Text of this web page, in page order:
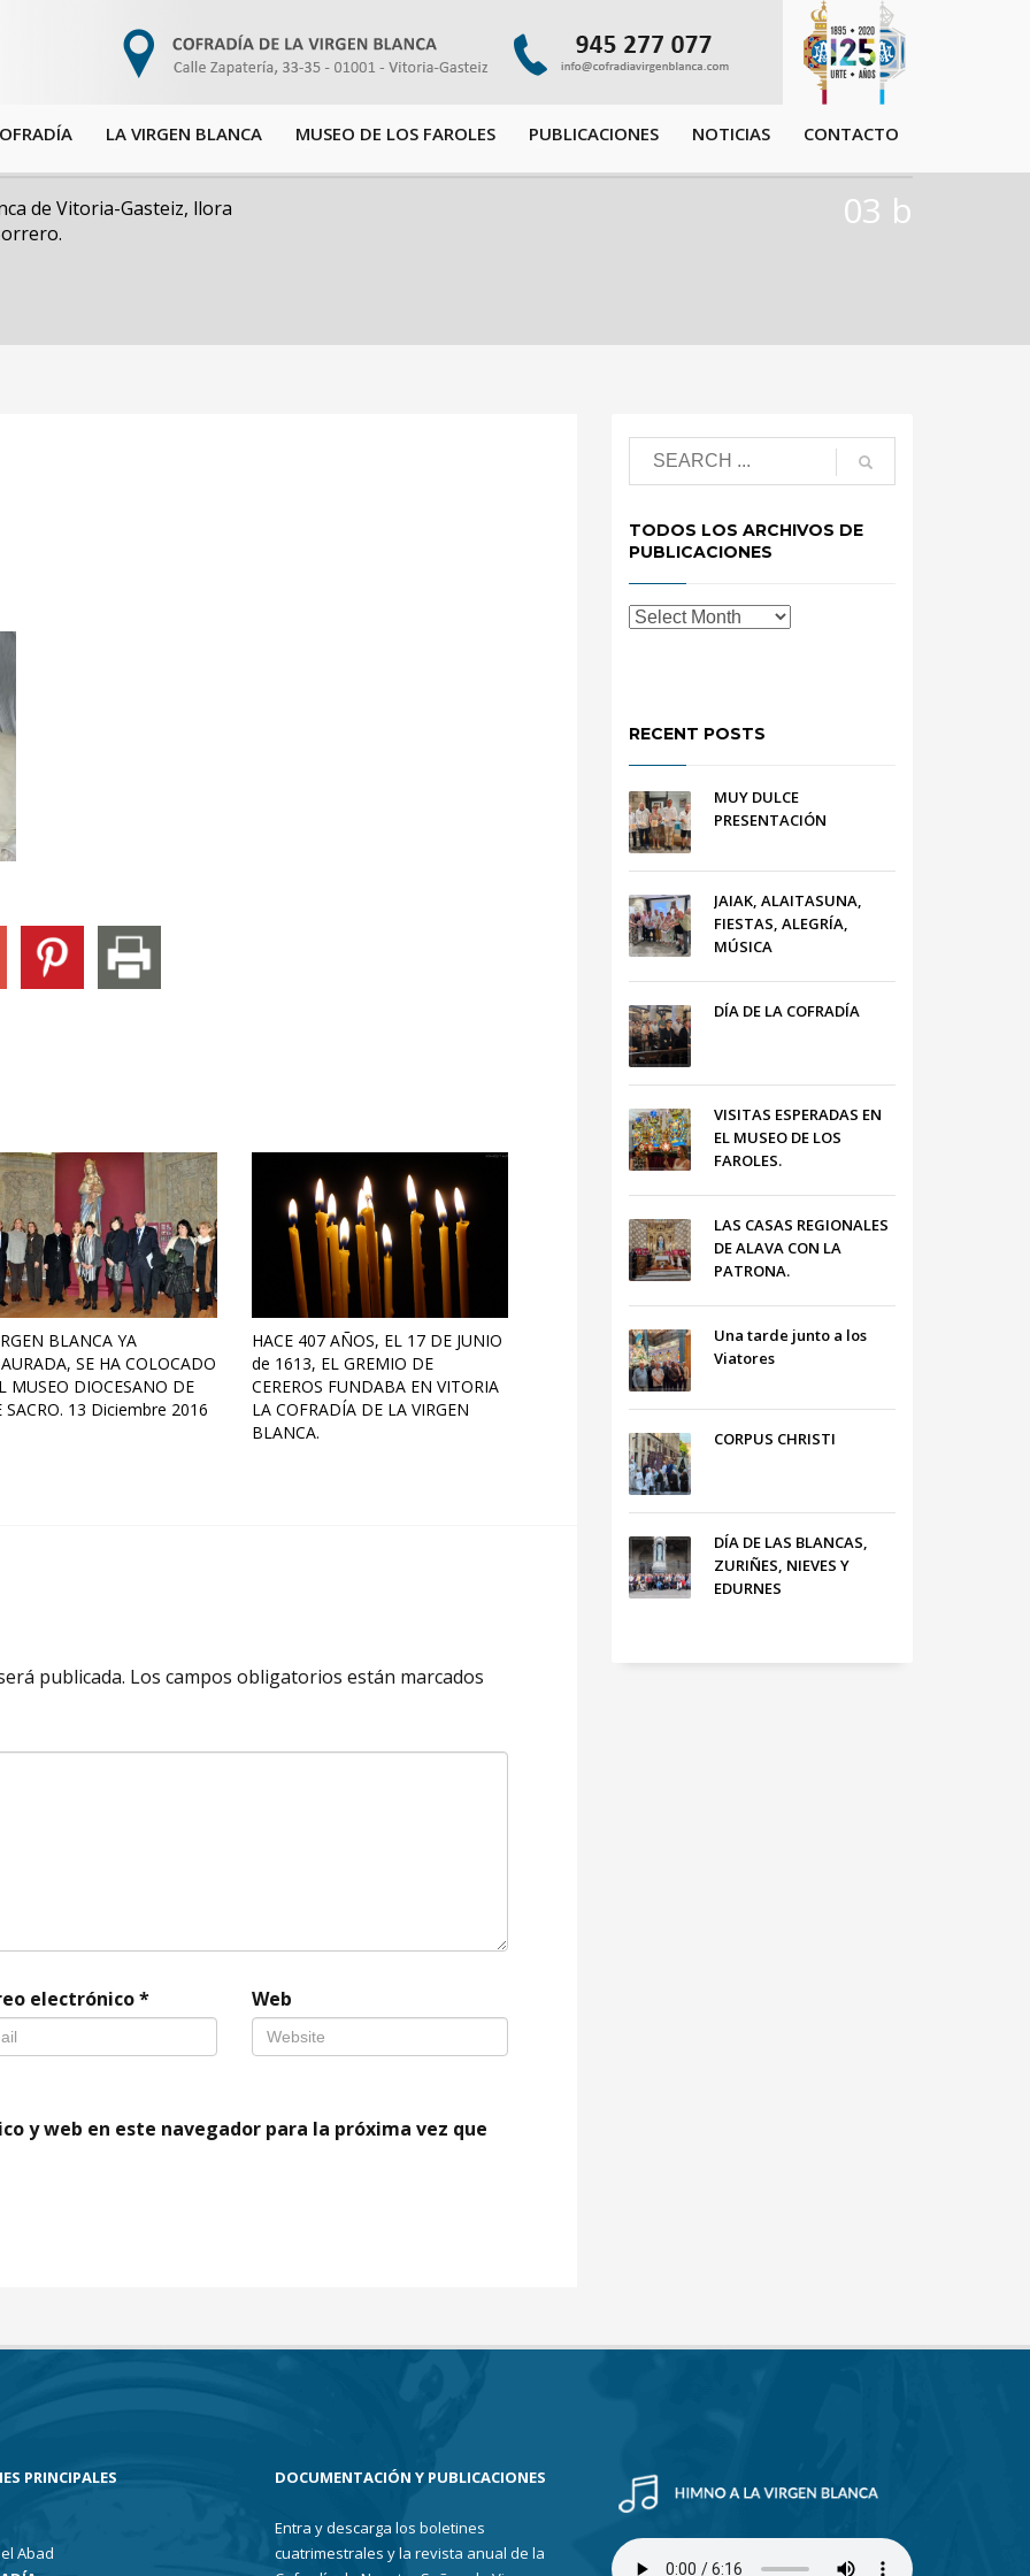
LA VIRGEN BLANCA MUSEO DE LOS FAROLES PUBLICACIONES NOTICIAS CONTACTO
de Vitoria-Gasteiz, llora
03 b
BLANCA YA
SE HA COLOCADO
MUSEO DIOCESANO DE
SACRO. 13 Diciembre 2016
HACE 407 AÑOS, EL 17 DE JUNIO
de 1613, EL GREMIO DE
CEREROS FUNDABA EN VITORIA
LA COFRADÍA DE LA VIRGEN
BLANCA.
publicada. Los campos obligatorios están marcados
electrónico* Web
y web en este navegador para la próxima vez que
TODOS LOS ARCHIVOS DE
PUBLICACIONES
RECENT POSTS
MUY DULCE
PRESENTACIÓN
JAIAK, ALAITASUNA,
FIESTAS, ALEGRÍA,
MÚSICA
DÍA DE LA COFRADÍA
VISITAS ESPERADAS EN
EL MUSEO DE LOS
FAROLES.
LAS CASAS REGIONALES
DE ALAVA CON LA
PATRONA.
Una tarde junto a los
Viatores
CORPUS CHRISTI
DÍA DE LAS BLANCAS,
ZURIÑES, NIEVES Y
EDURNES
PRINCIPALES
Abad
DOCUMENTACIÓN Y PUBLICACIONES
Entra y descarga los boletines
cuatrimestrales y la revista anual de la